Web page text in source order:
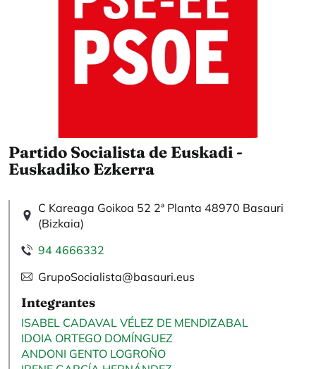
Partido Socialista de Euskadi -
Euskadiko Ezkerra
C Kareaga Goikoa 52 2ª Planta 48970 Basauri
(Bizkaia)
94 4666332
GrupoSocialista@basauri.eus
Integrantes
ISABEL CADAVAL VÉLEZ DE MENDIZABAL
IDOIA ORTEGO DOMÍNGUEZ
ANDONI GENTO LOGROÑO